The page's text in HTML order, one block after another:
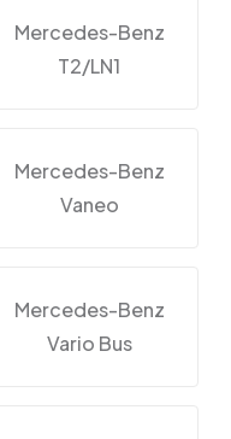
Mercedes-Benz
T2/LN1
Mercedes-Benz
Vaneo
Mercedes-Benz
Vario Bus